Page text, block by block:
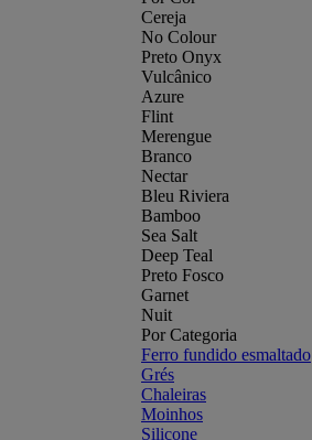
Cereja
No Colour
Preto Onyx
Vulcânico
Azure
Flint
Merengue
Branco
Nectar
Bleu Riviera
Bamboo
Sea Salt
Deep Teal
Preto Fosco
Garnet
Nuit
Por Categoria
Ferro fundido esmaltado
Grés
Chaleiras
Moinhos
Silicone